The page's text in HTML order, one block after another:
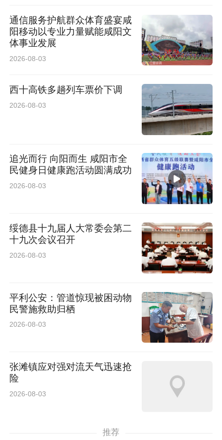
通信服务护航群众体育盛宴咸
阳移动以专业力量赋能咸阳文
体事业发展
2026-08-03
西十高铁多趟列车票价下调
2026-08-03
追光而行 向阳而生 咸阳市全
民健身日健康跑活动圆满成功
2026-08-03
绥德县十九届人大常委会第二
十九次会议召开
2026-08-03
平利公安：管道惊现被困动物
民警施救助归栖
2026-08-03
张滩镇应对强对流天气迅速抢
险
2026-08-03
推荐